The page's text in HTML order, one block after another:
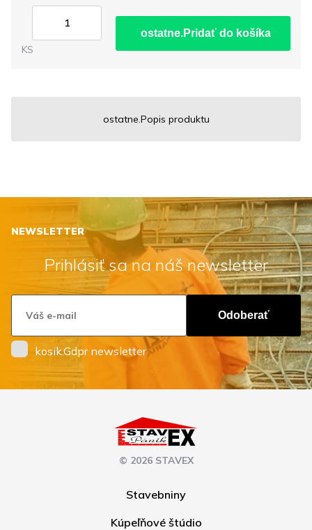
KS
ostatne.Pridať do košíka
ostatne.Popis produktu
NEWSLETTER
Prihlásiť sa na náš newsletter
Odoberať
kosik.Gdpr newsletter
© 2026 STAVEX
Stavebniny
Kúpeľňové štúdio